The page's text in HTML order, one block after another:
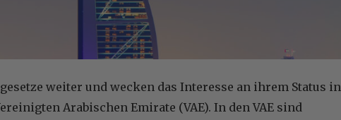
weiter und wecken das Interesse an ihrem Status in
Arabischen Emirate (VAE). In den VAE sind